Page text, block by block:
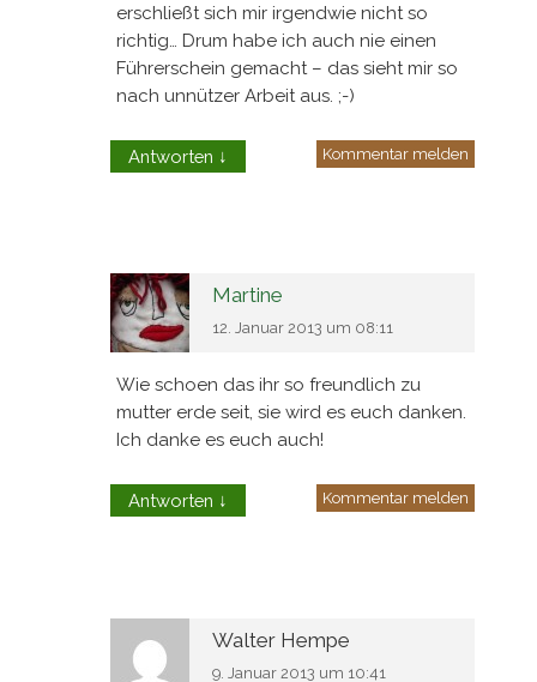
erschließt sich mir irgendwie nicht so
richtig… Drum habe ich auch nie einen
Führerschein gemacht – das sieht mir so
nach unnützer Arbeit aus. ;-)
Antworten ↓ Kommentar melden
Martine
12. Januar 2013 um 08:11
Wie schoen das ihr so freundlich zu
mutter erde seit, sie wird es euch danken.
Ich danke es euch auch!
Antworten ↓ Kommentar melden
Walter Hempe
9. Januar 2013 um 10:41